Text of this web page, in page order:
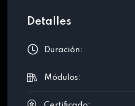
Detalles
Duración:
Módulos: